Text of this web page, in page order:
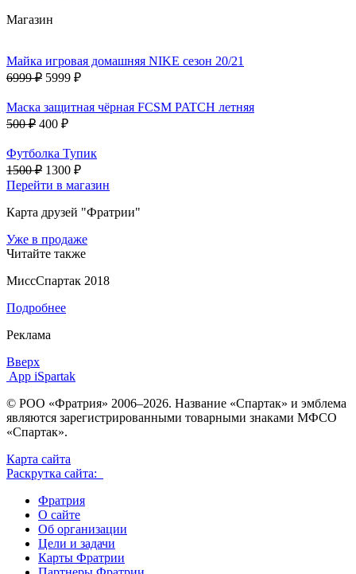
Магазин
Майка игровая домашняя NIKE сезон 20/21
6999 ₽ 5999 ₽
Маска защитная чёрная FCSM PATCH летняя
500 ₽ 400 ₽
Футболка Тупик
1500 ₽ 1300 ₽
Перейти в магазин
Карта друзей "Фратрии"
Уже в продаже
Читайте также
МиссСпартак 2018
Подробнее
Реклама
Вверх
App iSpartak
© РОО «Фратрия» 2006–2026. Название «Спартак» и эмблема
являются зарегистрированными товарными знаками МФСО
«Спартак».
Карта сайта
Раскрутка сайта:
Фратрия
О сайте
Об организации
Цели и задачи
Карты Фратрии